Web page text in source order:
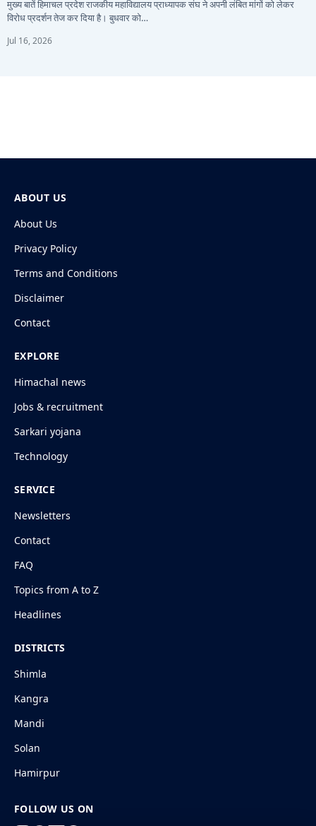
मुख्य बातें हिमाचल प्रदेश राजकीय महाविद्यालय प्राध्यापक संघ ने अपनी लंबित मांगों को लेकर
विरोध प्रदर्शन तेज कर दिया है। बुधवार को…
Jul 16, 2026
ABOUT US
About Us
Privacy Policy
Terms and Conditions
Disclaimer
Contact
EXPLORE
Himachal news
Jobs & recruitment
Sarkari yojana
Technology
SERVICE
Newsletters
Contact
FAQ
Topics from A to Z
Headlines
DISTRICTS
Shimla
Kangra
Mandi
Solan
Hamirpur
FOLLOW US ON